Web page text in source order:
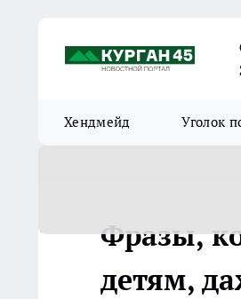
Хендмейд Уголок
Фразы,
детям,